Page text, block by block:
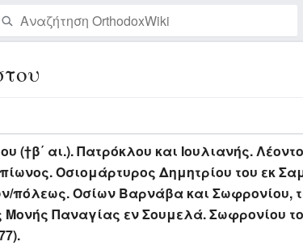
(†β΄ αι.). Πατρόκλου και Ιουλιανής.
Οσιομάρτυρος Δημητρίου του εκ
πόλεως. Οσίων Βαρνάβα και Σωφρονίου,
Παναγίας εν Σουμελά. Σωφρονίου